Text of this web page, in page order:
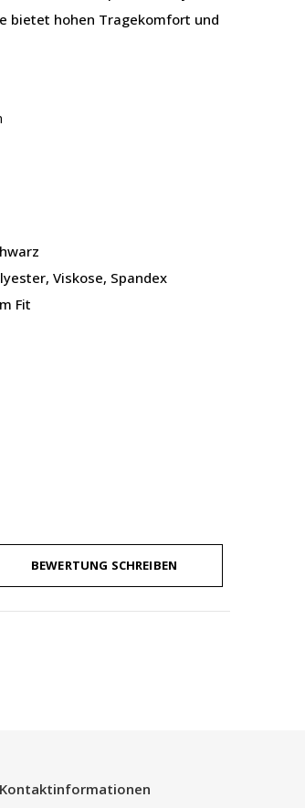
bietet hohen Tragekomfort und
Viskose, Spandex
Fit
BEWERTUNG SCHREIBEN
Kontaktinformationen